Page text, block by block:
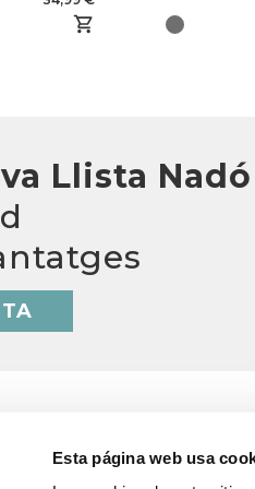
Esta página web usa
Llista Nadó